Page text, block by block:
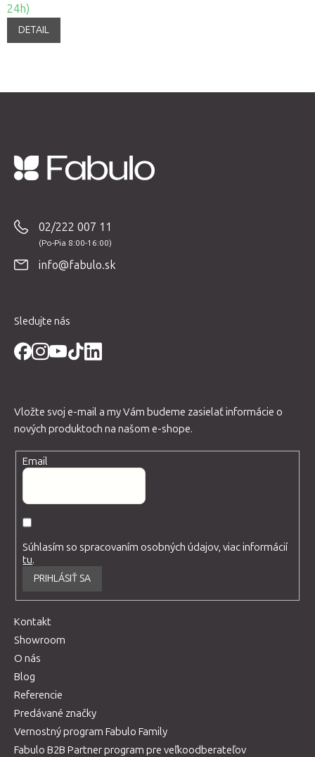
24h)
DETAIL
02/222 007 11
info@fabulo.sk
Sledujte nás
Vložte svoj e-mail a my Vám budeme zasielať informácie o
nových produktoch na našom e-shope.
Email
Súhlasím so spracovaním osobných údajov, viac informácií
tu.
PRIHLÁSIŤ SA
Kontakt
Showroom
O nás
Blog
Referencie
Predávané značky
Vernostný program Fabulo Family
Fabulo B2B Partner program pre veľkoodberateľov